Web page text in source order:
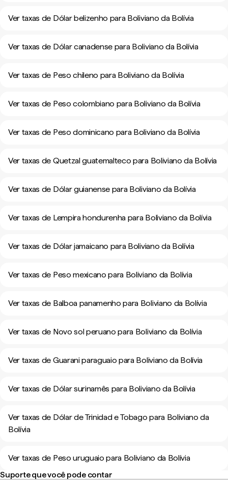
Ver taxas de Dólar belizenho para Boliviano da Bolívia
Ver taxas de Dólar canadense para Boliviano da Bolívia
Ver taxas de Peso chileno para Boliviano da Bolívia
Ver taxas de Peso colombiano para Boliviano da Bolívia
Ver taxas de Peso dominicano para Boliviano da Bolívia
Ver taxas de Quetzal guatemalteco para Boliviano da Bolívia
Ver taxas de Dólar guianense para Boliviano da Bolívia
Ver taxas de Lempira hondurenha para Boliviano da Bolívia
Ver taxas de Dólar jamaicano para Boliviano da Bolívia
Ver taxas de Peso mexicano para Boliviano da Bolívia
Ver taxas de Balboa panamenho para Boliviano da Bolívia
Ver taxas de Novo sol peruano para Boliviano da Bolívia
Ver taxas de Guarani paraguaio para Boliviano da Bolívia
Ver taxas de Dólar surinamês para Boliviano da Bolívia
Ver taxas de Dólar de Trinidad e Tobago para Boliviano da
Bolívia
Ver taxas de Peso uruguaio para Boliviano da Bolívia
Suporte que você pode contar